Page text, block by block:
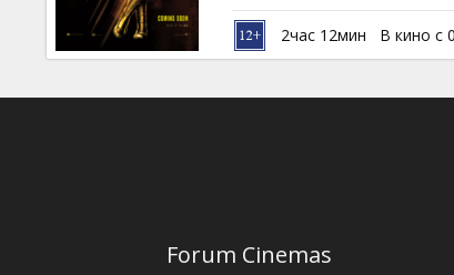
древнему волшебнику.
латышском и русском
2час 12мин В кино с
Forum Cinemas